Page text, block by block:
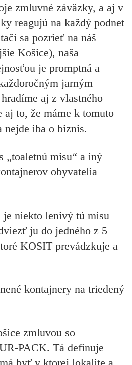
zmluvné záväzky, a aj v
reagujú na každý podnet
sa pozrieť na náš
Košice), naša
je promptná a
jarným
aj z vlastného
aj to, že máme k tomuto
iba o biznis.
„toaletnú misu“ a iný
obyvatelia
je niekto lenivý tú misu
ju do jedného z 5
KOSIT prevádzkuje a
kontajnery na triedený
zmluvou so
PACK. Tá definuje